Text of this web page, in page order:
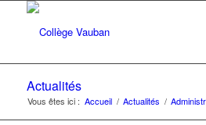
Actualités
Vous êtes ici : Accueil / Actualités /